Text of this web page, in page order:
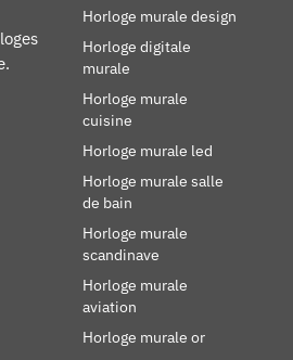
Horloge murale design
Horloge digitale
murale
Horloge murale
cuisine
Horloge murale led
Horloge murale salle
de bain
Horloge murale
scandinave
Horloge murale
aviation
Horloge murale or